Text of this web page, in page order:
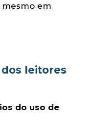
mesmo em
leitores
do uso de